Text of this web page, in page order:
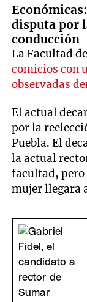
disputa por
conducción
La Facultad
comicios con
observadas
El actual
por la
Puebla. El
la actual
facultad, pero
mujer llegara